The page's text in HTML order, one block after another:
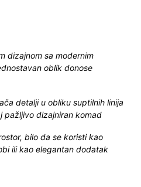
dizajnom sa modernim
oblik donose
detalji u obliku suptilnih linija
pažljivo dizajniran komad
bilo da se koristi kao
ili kao elegantan dodatak